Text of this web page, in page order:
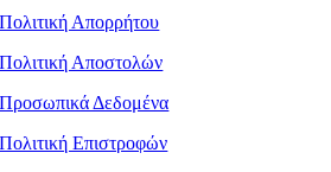
Πολιτική Απορρήτου
Πολιτική Αποστολών
Προσωπικά Δεδομένα
Πολιτική Επιστροφών